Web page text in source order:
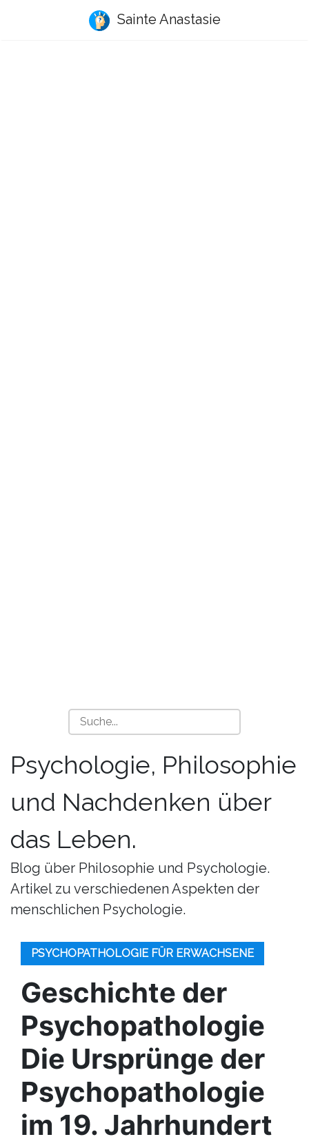
Sainte Anastasie
Psychologie, Philosophie
und Nachdenken über
das Leben.
Blog über Philosophie und Psychologie.
Artikel zu verschiedenen Aspekten der
menschlichen Psychologie.
PSYCHOPATHOLOGIE FÜR ERWACHSENE
Geschichte der
Psychopathologie
Die Ursprünge der
Psychopathologie
im 19. Jahrhundert